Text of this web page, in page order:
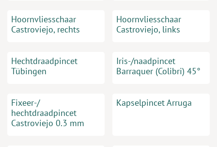
Hoornvliesschaar
Castroviejo, rechts
Hoornvliesschaar
Castroviejo, links
Hechtdraadpincet
Tübingen
Iris-/naadpincet
Barraquer (Colibri) 45°
Fixeer-/
hechtdraadpincet
Castroviejo 0.3 mm
Kapselpincet Arruga